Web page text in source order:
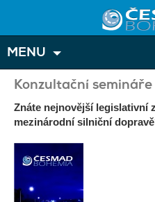
Konzultační
Znáte nejnovější legislativní
mezinárodní silniční
MENU